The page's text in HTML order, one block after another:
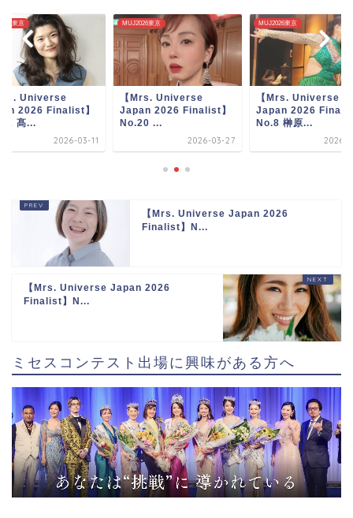
東京
Universe
2026 Finalist】
...
2026-03-27
MUJ2026東京
【Mrs. Universe
Japan 2026 Finalist】
No.8 榊原...
2026-03-23
MUJ2026東京
【Mrs. Universe
Japan 2026
No.12 髙...
2026-
【Mrs. Universe Japan 2026
Finalist】N...
【Mrs. Universe Japan 2026
Finalist】N...
ミセスコンテスト出場に興味がある方へ